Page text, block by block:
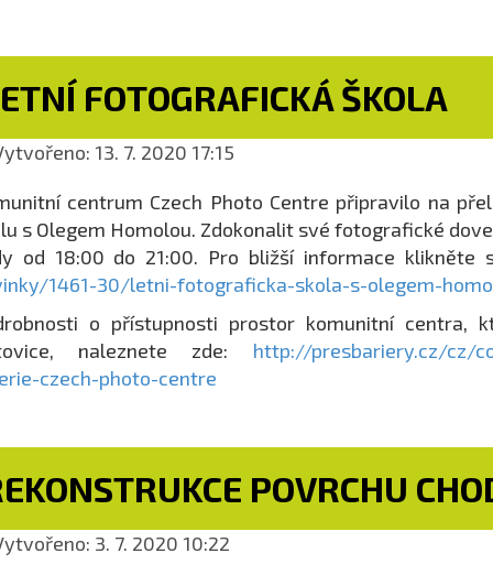
FOTOGRAFICKÁ ŠKOLA
13. 7. 2020 17:15
centrum Czech Photo Centre připravilo na
s Olegem Homolou. Zdokonalit své fotografické
od 18:00 do 21:00. Pro bližší informace klikněte
1461-30/letni-fotograficka-skola-s-olegem-
o přístupnosti prostor komunitní centra,
naleznete zde: http://presbariery.cz/cz/
czech-photo-centre
POVRCHU
3. 7. 2020 10:22